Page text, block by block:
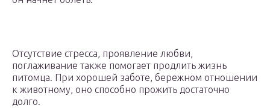
Отсутствие стресса, проявление любви,
поглаживание также помогает продлить жизнь
питомца. При хорошей заботе, бережном отношении
к животному, оно способно прожить достаточно
долго.